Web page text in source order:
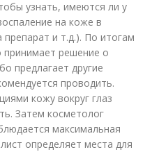
узнать, имеются ли у
на коже в
препарат и т.д.). По итогам
принимает решение о
предлагает другие
проводить.
кожу вокруг глаз
Затем косметолог
максимальная
определяет места для